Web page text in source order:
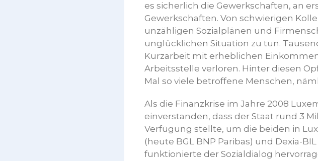
es sicherlich die Gewerkschaften, an
Gewerkschaften. Von schwierigen
unzähligen Sozialplänen und
unglücklichen Situation zu tun.
Kurzarbeit mit erheblichen
Arbeitsstelle verloren. Hinter diesen
Mal so viele betroffene Menschen,
Als die Finanzkrise im Jahre 2008
einverstanden, dass der Staat rund 3
Verfügung stellte, um die beiden in
(heute BGL BNP Paribas) und Dexia-
funktionierte der Sozialdialog